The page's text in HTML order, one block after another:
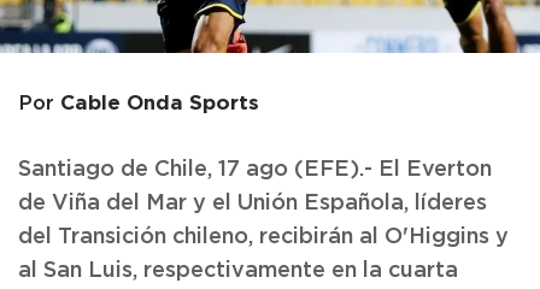
Por Cable Onda Sports
Santiago de Chile, 17 ago (EFE).- El Everton
de Viña del Mar y el Unión Española, líderes
del Transición chileno, recibirán al O'Higgins y
al San Luis, respectivamente en la cuarta